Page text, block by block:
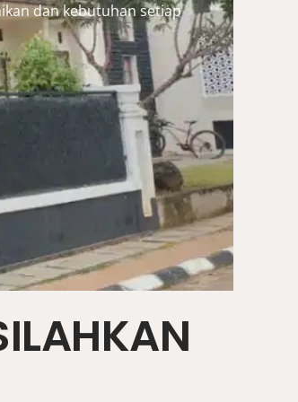
dan kebutuhan setiap